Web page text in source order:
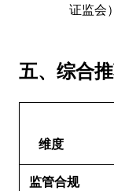
证监会
五、综合
维度
监管合规